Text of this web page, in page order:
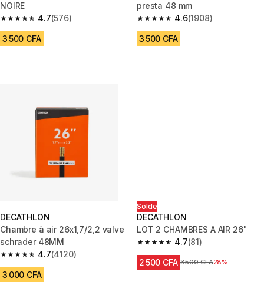
NOIRE
4.7
4.7 out of 5 stars from 576 reviews
(576)
3 500 CFA
presta 48 mm
4.6
4.6 out of 5 stars from 1908
(1908)
3 500 CFA
DECATHLON
Chambre à air 26x1,7/2,2 valve
schrader 48MM
4.7
4.7 out of 5 stars from 4120 reviews
(4120)
3 000 CFA
Solde
DECATHLON
LOT 2 CHAMBRES A AIR 26"
4.7
4.7 out of 5 stars from 81
(81)
2 500 CFA Prix avant réduction
3 500 CFA28%